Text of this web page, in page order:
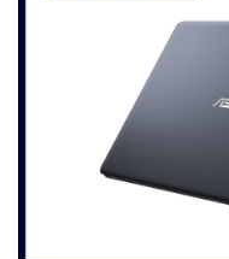
生成式AI與雲端應用
Enterprise Digital